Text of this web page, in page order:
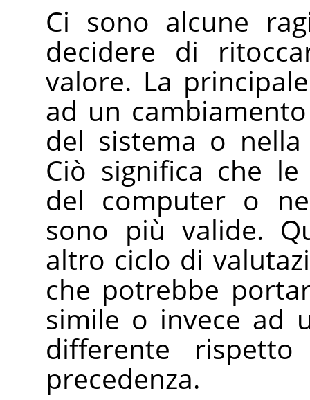
Ci sono alcune
decidere di
valore. La
ad un
del sistema o nella
Ciò significa che
del computer o
sono più valide.
altro ciclo di
che potrebbe
simile o invece ad
differente
precedenza.